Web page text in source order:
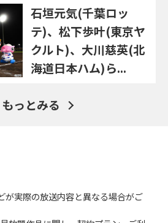
石垣元気(千葉ロッ
テ)、松下歩叶(東京ヤ
クルト)、大川慈英(北
海道日本ハム)ら...
もっとみる
が実際の放送内容と異なる場合がご